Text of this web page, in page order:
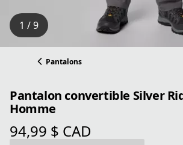
1 / 9
Pantalons
Pantalon convertible Silver
Homme
94,99 $ CAD
prix actuel 94,99 $ CAD